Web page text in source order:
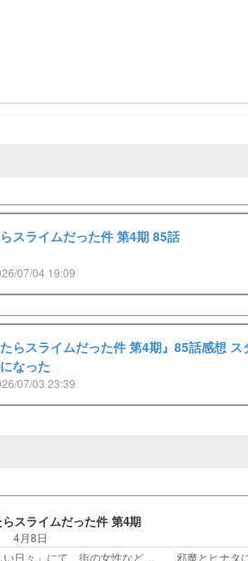
らスライムだった件 第4期 85話
07/04 19:09
たらスライムだった件 第4期』85話感想 ス
なった
07/03 23:39
スライムだった件 第4期
4月8日
い日々」にて、街の女性など… 邪魔とヒナタ